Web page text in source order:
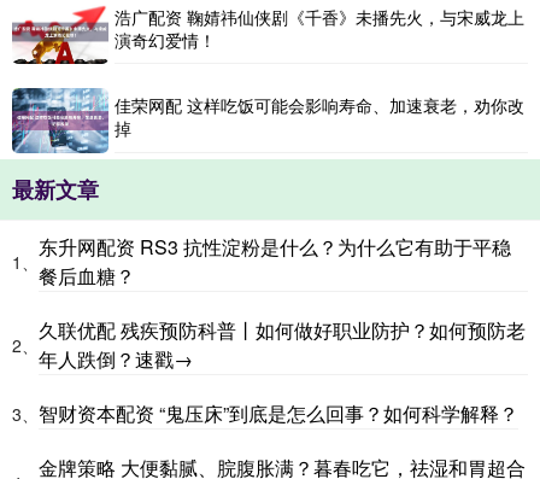
浩广配资 鞠婧祎仙侠剧《千香》未播先火，与宋威龙上
演奇幻爱情！
佳荣网配 这样吃饭可能会影响寿命、加速衰老，劝你改
掉
最新文章
1、
东升网配资 RS3 抗性淀粉是什么？为什么它有助于平稳
餐后血糖？
2、
久联优配 残疾预防科普丨如何做好职业防护？如何预防老
年人跌倒？速戳→
3、 智财资本配资 “鬼压床”到底是怎么回事？如何科学解释？
金牌策略 大便黏腻、脘腹胀满？暮春吃它，祛湿和胃超合